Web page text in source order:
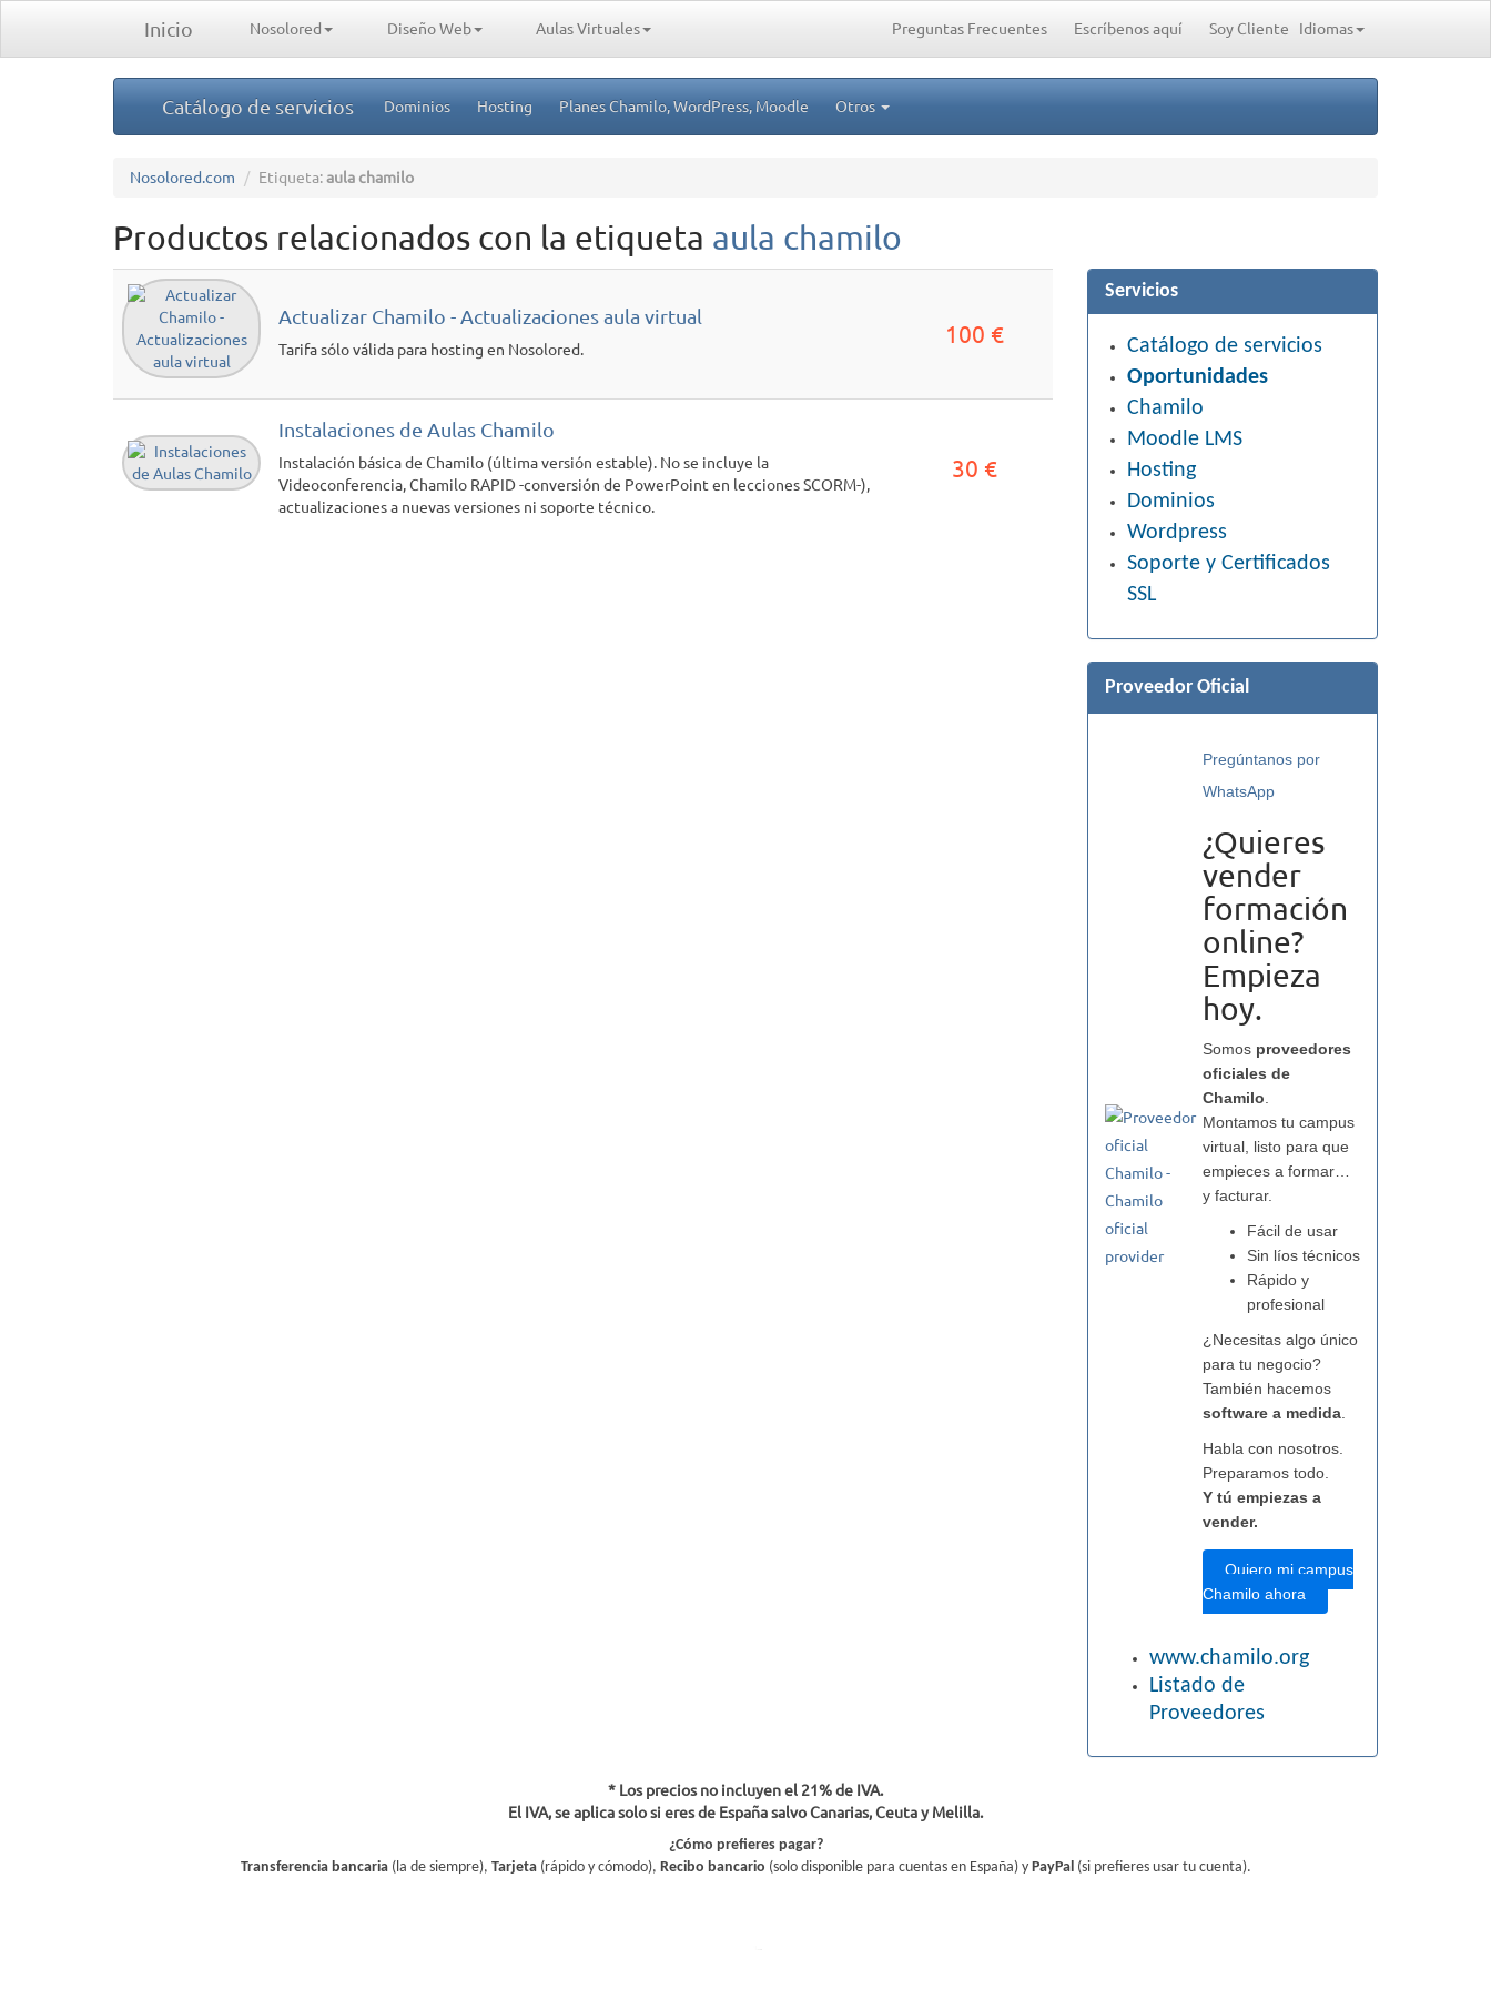
Inicio Nosolored Diseño Web Aulas Virtuales Idiomas
Preguntas Frecuentes Escríbenos aquí Soy Cliente
Catálogo de servicios Dominios Hosting Planes Chamilo, WordPress, Moodle Otros
Nosolored.com Etiqueta:aula chamilo
Productos relacionados con la etiqueta aula chamilo
Actualizar Chamilo - Actualizaciones aula virtual
Tarifa sólo válida para hosting en Nosolored.
100 €
Instalaciones de Aulas Chamilo
Instalación básica de Chamilo (última versión estable). No se incluye la
Videoconferencia, Chamilo RAPID -conversión de PowerPoint en lecciones SCORM-),
actualizaciones a nuevas versiones ni soporte técnico.
30 €
Servicios
Catálogo de servicios
Oportunidades
Chamilo
Moodle LMS
Hosting
Dominios
Wordpress
Soporte y Certificados
SSL
Proveedor Oficial
Pregúntanos por
WhatsApp
¿Quieres
vender
formación
online?
Empieza
hoy.
Somos proveedores
oficiales de
Chamilo
Montamos tu campus
virtual, listo para que
empieces a formar…
y facturar.
Fácil de usar
Sin líos técnicos
Rápido y
profesional
¿Necesitas algo único
para tu negocio?
También hacemos
software a medida.
Habla con nosotros.
Preparamos todo.
Y tú empiezas a
vender.
Quiero mi campus
Chamilo ahora
www.chamilo.org
Listado de
Proveedores
* Los precios no incluyen el 21% de IVA.
El IVA, se aplica solo si eres de España salvo Canarias, Ceuta y Melilla.
¿Cómo prefieres pagar?
Transferencia bancaria(la de siempre), Tarjeta(rápido y cómodo), Recibo bancario (solo disponible para cuentas en España) y PayPal(si prefieres usar tu cuenta).